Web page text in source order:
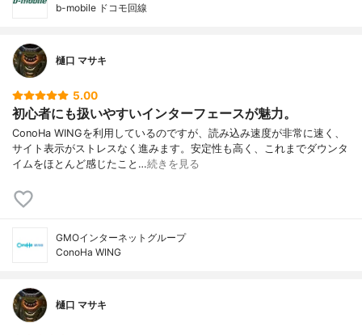
b-mobile ドコモ回線
樋口 マサキ
5.00
初心者にも扱いやすいインターフェースが魅力。
ConoHa WINGを利用しているのですが、読み込み速度が非常に速く、
サイト表示がストレスなく進みます。安定性も高く、これまでダウンタ
イムをほとんど感じたこと…続きを見る
GMOインターネットグループ
ConoHa WING
樋口 マサキ